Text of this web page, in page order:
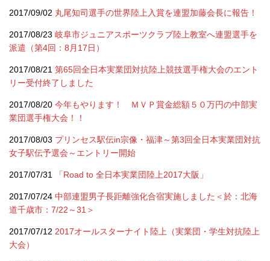
2017/09/02 丸尾知司選手の世界陸上入賞を連盟加藤会長に報告！
2017/08/23 岐阜市ジュニアスポーツクラブ陸上教室へ連盟選手を
派遣（第4回：8月17日）
2017/08/21 第65回全日本実業団対抗陸上競技選手権大会のエント
リー受付終了しました
2017/08/20 今年もやります！ ＭＶＰ賞金総額５０万円の中部実
業団選手権大会！！
2017/08/03 プリンセス駅伝in宗像・福津～第3回全日本実業団対抗
女子駅伝予選会～エントリー開始
2017/07/31 「Road to 全日本実業団陸上2017大阪」
2017/07/24 中部連盟男子長距離強化合宿実施しました＜於：北海
道千歳市：7/22～31＞
2017/07/12 2017オールスターナイト陸上（実業団・学生対抗陸上
大会）